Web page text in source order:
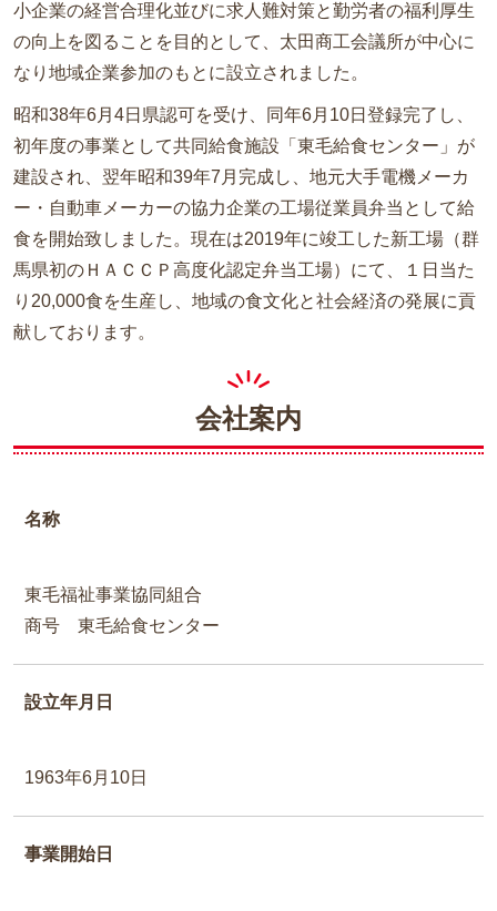
小企業の経営合理化並びに求人難対策と勤労者の福利厚生
の向上を図ることを目的として、太田商工会議所が中心に
なり地域企業参加のもとに設立されました。
昭和38年6月4日県認可を受け、同年6月10日登録完了し、
初年度の事業として共同給食施設「東毛給食センター」が
建設され、翌年昭和39年7月完成し、地元大手電機メーカ
ー・自動車メーカーの協力企業の工場従業員弁当として給
食を開始致しました。現在は2019年に竣工した新工場（群
馬県初のＨＡＣＣＰ高度化認定弁当工場）にて、１日当た
り20,000食を生産し、地域の食文化と社会経済の発展に貢
献しております。
会社案内
名称
東毛福祉事業協同組合
商号 東毛給食センター
設立年月日
1963年6月10日
事業開始日